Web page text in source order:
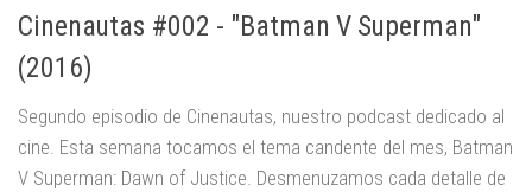
Cinenautas #002 - "Batman V Superman"
(2016)
Segundo episodio de Cinenautas, nuestro podcast dedicado al
cine. Esta semana tocamos el tema candente del mes, Batman
V Superman: Dawn of Justice. Desmenuzamos cada detalle de